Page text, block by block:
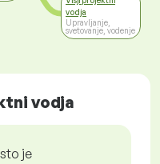
vodja
Upravljanje,
svetovanje, vodenje
vodja
je